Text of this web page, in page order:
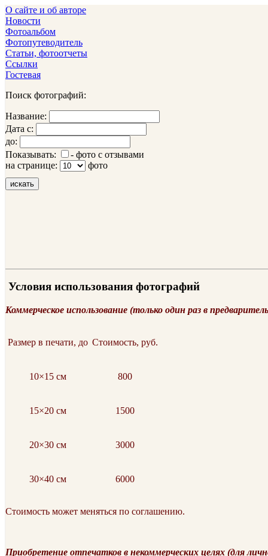
О сайте и об авторе
Новости
Фотоальбом
Фотопутеводитель
Статьи, фотоотчеты
Ссылки
Гостевая
Поиск фотографий:
Название:
Дата с:
до:
Показывать:
- фото с отзывами
на странице:
фото
искать
Условия использования фотографий
Коммерческое использование (только один раз в
Размер в печати, до Стоимость, руб.
10×15 см 800
15×20 см 1500
20×30 см 3000
30×40 см 6000
Стоимость может меняться по соглашению.
Приобретение отпечатков в некоммерческих целях (для